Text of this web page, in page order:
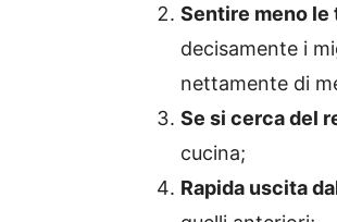
Sentire meno le
decisamente i
nettamente di
Se si cerca del
cucina;
Rapida uscita